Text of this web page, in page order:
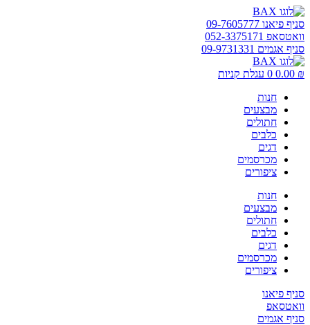
דלג
לתוכן
סניף פיאנו 09-7605777
וואטסאפ 052-3375171
סניף אגמים 09-9731331
0.00 ₪
0 עגלת קניות
חנות
מבצעים
חתולים
כלבים
דגים
מכרסמים
ציפורים
חנות
מבצעים
חתולים
כלבים
דגים
מכרסמים
ציפורים
סניף פיאנו
וואטסאפ
סניף אגמים